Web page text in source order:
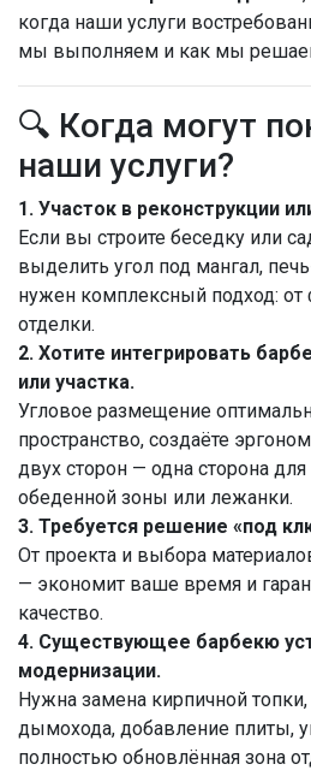
когда наши услуги
мы выполняем и как мы
🔍 Когда могут
наши услуги?
1. Участок в реконструкции
Если вы строите беседку или
выделить угол под мангал,
нужен комплексный подход: от
отделки.
2. Хотите интегрировать
или участка.
Угловое размещение
пространство, создаёте
двух сторон — одна сторона для
обеденной зоны или лежанки.
3. Требуется решение «под
От проекта и выбора
— экономит ваше время и
качество.
4. Существующее барбекю
модернизации.
Нужна замена кирпичной
дымохода, добавление плиты,
полностью обновлённая зона